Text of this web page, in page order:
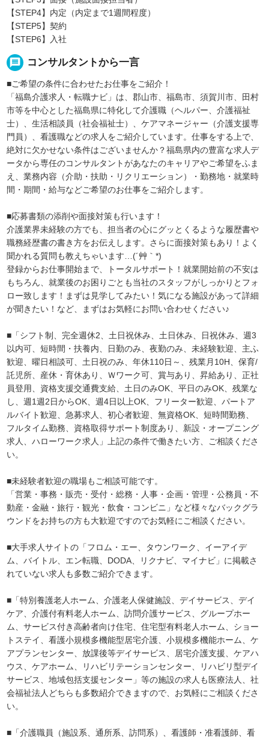
【STEP4】内定（内定まで1週間程度）
【STEP5】契約
【STEP6】入社
message コンサルタントから一言
■ご希望の条件に合わせたお仕事をご紹介！
「福島介護求人・転職ナビ」は、郡山市、福島市、須賀川市、田村
市等を中心とした福島県に特化して介護職（ヘルパー、介護福祉
士）、生活相談員（社会福祉士）、ケアマネージャー（介護支援専
門員）、看護職などの求人をご紹介しています。仕事をする上で、
絶対に欠かせない条件はございませんか？福島県内の豊富な求人デ
ータから専任のコンサルタントがあなたのキャリアやご希望をふま
え、業務内容（介助・扶助・リクリエーション）・勤務地・就業時
間・期間・給与などご希望のお仕事をご紹介します。
■応募書類の添削や面接対策も行います！
介護業界未経験の方でも、担当者の心にグッとくるような履歴書や
職務経歴書の書き方をお伝えします。さらに面接対策もあり！よく
聞かれる質問も教えちゃいます…(´艸｀*)
登録からお仕事開始まで、トータルサポート！就業開始前の不安は
もちろん、就業後のお困りごとも当社のスタッフがしっかりとフォ
ロー致します！まずは見学してみたい！気になる施設があって詳細
が聞きたい！など、まずはお気軽にお問い合わせください♪
■「シフト制、完全週休2、土日祝休み、土日休み、日祝休み、週3
以内可、短時間・扶養内、日勤のみ、夜勤のみ、未経験歓迎、主ふ
歓迎、曜日相談可、土日祝のみ、年休110日～、残業月10H、保育/
託児所、産休・育休あり、Ｗワーク可、賞与あり、昇給あり、正社
員登用、資格支援交通費支給、土日のみOK、平日のみOK、残業な
し、週1週2日からOK、週4日以上OK、フリーター歓迎、パートア
ルバイト歓迎、急募求人、初心者歓迎、無資格OK、短時間勤務、
フルタイム勤務、資格取得サポート制度あり、新設・オープニング
求人、ハローワーク求人」上記の条件で働きたい方、ご相談くださ
い。
■未経験者歓迎の職場もご相談可能です。
「営業・事務・販売・受付・総務・人事・企画・管理・公務員・不
動産・金融・旅行・観光・飲食・コンビニ」など様々なバックグラ
ウンドをお持ちの方も大歓迎ですのでお気軽にご相談ください。
■大手求人サイトの「フロム・エー、タウンワーク、イーアイデ
ム、バイトル、エン転職、DODA、リクナビ、マイナビ」に掲載さ
れていない求人も多数ご紹介できます。
■「特別養護老人ホーム、介護老人保健施設、デイサービス、デイ
ケア、介護付有料老人ホーム、訪問介護サービス、グループホー
ム、サービス付き高齢者向け住宅、住宅型有料老人ホーム、ショー
トステイ、看護小規模多機能型居宅介護、小規模多機能ホーム、ケ
アプランセンター、放課後等デイサービス、居宅介護支援、ケアハ
ウス、ケアホーム、リハビリテーションセンター、リハビリ型デイ
サービス、地域包括支援センター」等の施設の求人も医療法人、社
会福祉法人どちらも多数紹介できますので、お気軽にご相談くださ
い。
■「介護職員（施設系、通所系、訪問系）、看護師・准看護師、看